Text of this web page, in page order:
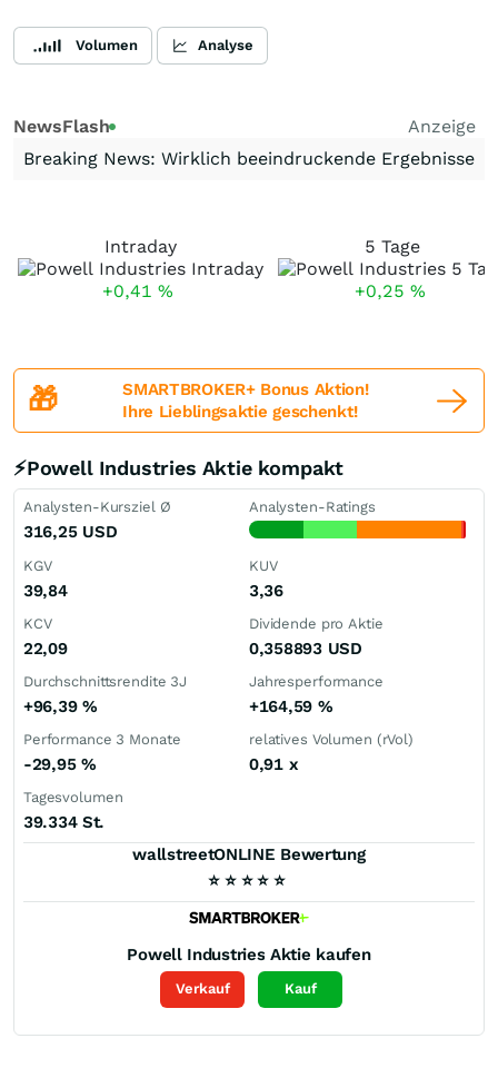
Volumen Analyse
NewsFlash
Anzeige
Breaking News: Wirklich beeindruckende Ergebnisse
Intraday
+0,41 %
5 Tage
+0,25 %
🎁
SMARTBROKER+ Bonus Aktion!
Ihre Lieblingsaktie geschenkt!
⚡Powell Industries Aktie kompakt
Analysten-Kursziel Ø
316,25 USD
Analysten-Ratings
KGV
39,84
KUV
3,36
KCV
22,09
Dividende pro Aktie
0,358893 USD
Durchschnittsrendite 3J
+96,39 %
Jahresperformance
+164,59 %
Performance 3 Monate
-29,95 %
relatives Volumen (rVol)
0,91 x
Tagesvolumen
39.334 St.
wallstreetONLINE Bewertung
⭐ ⭐ ⭐ ⭐ ⭐
Powell Industries Aktie kaufen
Verkauf Kauf